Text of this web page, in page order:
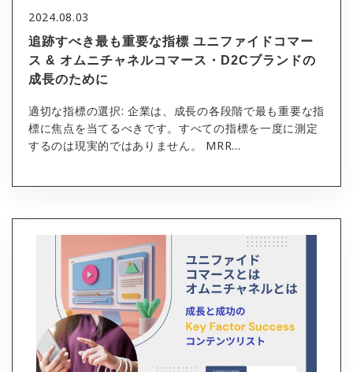
2024.08.03
追跡すべき最も重要な指標 ユニファイドコマー
ス & オムニチャネルコマース・D2Cブランドの
成長のために
適切な指標の選択: 企業は、成長の各段階で最も重要な指
標に焦点を当てるべきです。すべての指標を一度に測定
するのは現実的ではありません。 MRR...